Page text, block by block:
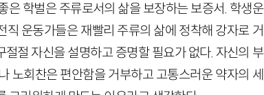
은 학벌은 주류로서의 삶을 보장하는 보증서. 학생운
직 운동가들은 재빨리 주류의 삶에 정착해 강자로 거
절 자신을 설명하고 증명할 필요가 없다. 자신의 부
노회찬은 편안함을 거부하고 고통스러운 약자의 세